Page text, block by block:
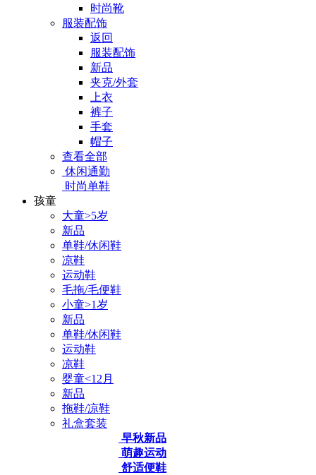
时尚靴
服装配饰
返回
服装配饰
新品
夹克/外套
上衣
裤子
手套
帽子
查看全部
休闲通勤
时尚单鞋
孩童
大童>5岁
新品
单鞋/休闲鞋
凉鞋
运动鞋
毛拖/毛便鞋
小童>1岁
新品
单鞋/休闲鞋
运动鞋
凉鞋
婴童<12月
新品
拖鞋/凉鞋
礼盒套装
早秋新品
萌趣运动
舒适便鞋